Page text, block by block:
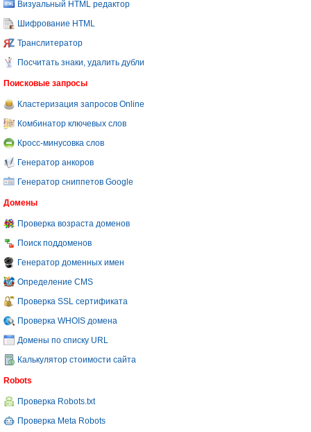
Визуальный HTML редактор
Шифрование HTML
Транслитератор
Посчитать знаки, удалить дубли
Поисковые запросы
Кластеризация запросов Online
Комбинатор ключевых слов
Кросс-минусовка слов
Генератор анкоров
Генератор сниппетов Google
Домены
Проверка возраста доменов
Поиск поддоменов
Генератор доменных имен
Определение CMS
Проверка SSL сертификата
Проверка WHOIS домена
Домены по списку URL
Калькулятор стоимости сайта
Robots
Проверка Robots.txt
Проверка Meta Robots